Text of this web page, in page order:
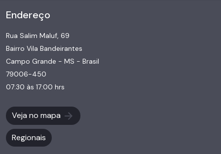
Endereço
Rua Salim Maluf, 69
Bairro Vila Bandeirantes
Campo Grande - MS - Brasil
79006-450
07:30 às 17:00 hrs
Veja no mapa
Regionais